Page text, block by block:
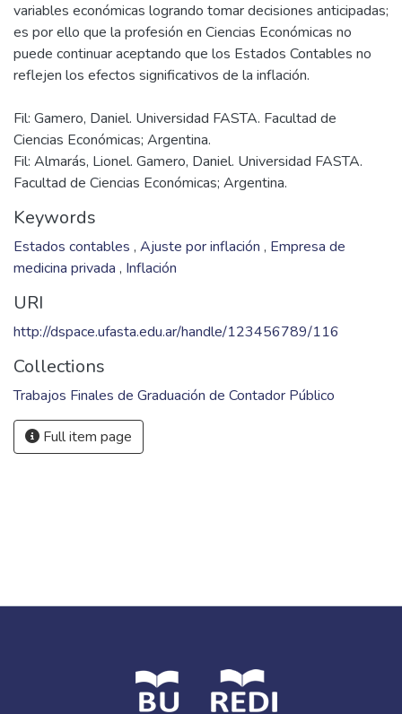
variables económicas logrando tomar decisiones anticipadas;
es por ello que la profesión en Ciencias Económicas no
puede continuar aceptando que los Estados Contables no
Fil: Gamero, Daniel. Universidad FASTA. Facultad de
Ciencias Económicas; Argentina.
Fil: Almarás, Lionel. Gamero, Daniel. Universidad FASTA.
Facultad de Ciencias Económicas; Argentina.
Keywords
Estados contables , Ajuste por inflación , Empresa de
medicina privada , Inflación
URI
http://dspace.ufasta.edu.ar/handle/123456789/116
Collections
Trabajos Finales de Graduación de Contador Público
Full item page